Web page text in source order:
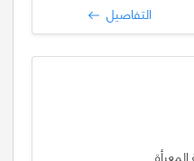
التفاصيل